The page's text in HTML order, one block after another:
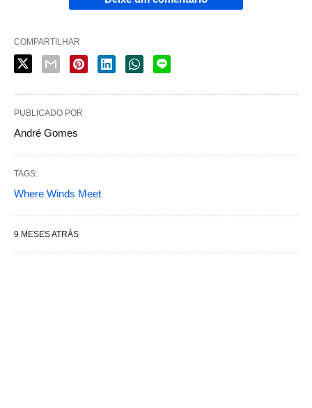
COMPARTILHAR
PUBLICADO POR
André Gomes
TAGS:
Where Winds Meet
9 MESES ATRÁS